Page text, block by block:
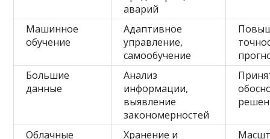
аварий
Машинное
обучение
Адаптивное
управление,
самообучение
Большие
данные
Анализ
информации,
выявление
закономерностей
Облачные Хранение и